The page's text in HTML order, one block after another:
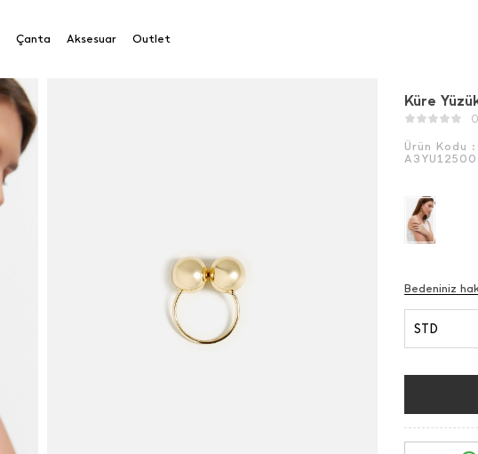
Çanta Aksesuar Outlet
Küre
Ürün Kodu :
Bedeniniz
STD